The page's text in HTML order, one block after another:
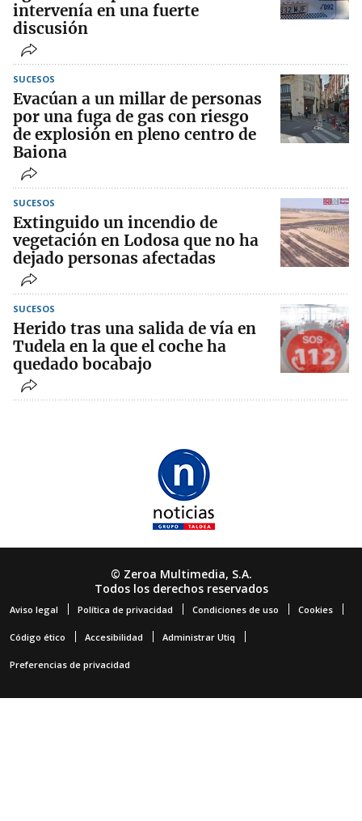
intervenía en una fuerte
discusión
SUCESOS
Evacúan a un millar de personas
por una fuga de gas con riesgo
de explosión en pleno centro de
Baiona
SUCESOS
Extinguido un incendio de
vegetación en Lodosa que no ha
dejado personas afectadas
SUCESOS
Herido tras una salida de vía en
Tudela en la que el coche ha
quedado bocabajo
© Zeroa Multimedia, S.A.
Todos los derechos reservados
Aviso legal Política de privacidad Condiciones de uso Cookies
Código ético Accesibilidad Administrar Utiq
Preferencias de privacidad